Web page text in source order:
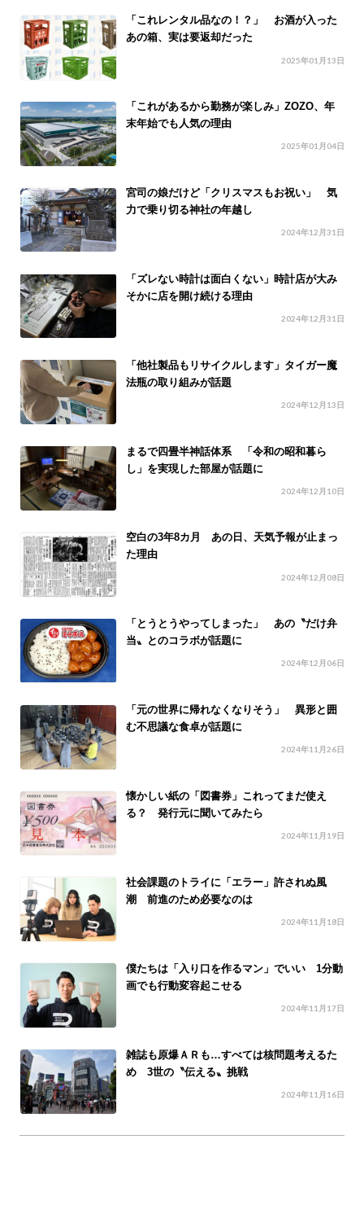
「これレンタル品なの！？」 お酒が入った
あの箱、実は要返却だった
2025年01月13日
「これがあるから勤務が楽しみ」ZOZO、年
末年始でも人気の理由
2025年01月04日
宮司の娘だけど「クリスマスもお祝い」 気
力で乗り切る神社の年越し
2024年12月31日
「ズレない時計は面白くない」時計店が大み
そかに店を開け続ける理由
2024年12月31日
「他社製品もリサイクルします」タイガー魔
法瓶の取り組みが話題
2024年12月13日
まるで四畳半神話体系 「令和の昭和暮ら
し」を実現した部屋が話題に
2024年12月10日
空白の3年8カ月 あの日、天気予報が止まっ
た理由
2024年12月08日
「とうとうやってしまった」 あの〝だけ弁
当〟とのコラボが話題に
2024年12月06日
「元の世界に帰れなくなりそう」 異形と囲
む不思議な食卓が話題に
2024年11月26日
懐かしい紙の「図書券」これってまだ使え
る？ 発行元に聞いてみたら
2024年11月19日
社会課題のトライに「エラー」許されぬ風
潮 前進のため必要なのは
2024年11月18日
僕たちは「入り口を作るマン」でいい 1分動
画でも行動変容起こせる
2024年11月17日
雑誌も原爆ＡＲも…すべては核問題考えるた
め 3世の〝伝える〟挑戦
2024年11月16日